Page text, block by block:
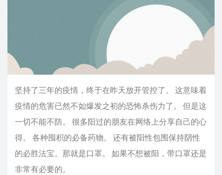
坚持了三年的疫情，终于在昨天放开管控了。 这意味着
疫情的危害已然不如爆发之初的恐怖杀伤力了。 但是这
一切不能不防。 很多阳过的朋友在网络上分享自己的心
得。 各种囤积的必备药物。 还有被阳性包围保持阴性
的必胜法宝。那就是口罩。 如果不想被阳，带口罩还是
非常有必要的。